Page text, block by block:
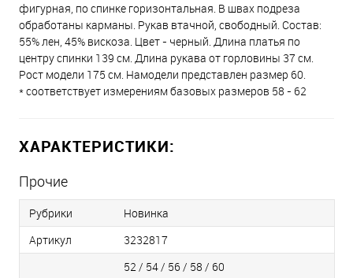
фигурная, по спинке горизонтальная. В швах подреза
обработаны карманы. Рукав втачной, свободный. Состав:
55% лен, 45% вискоза. Цвет - черный. Длина платья по
центру спинки 139 см. Длина рукава от горловины 37 см.
Рост модели 175 см. Намодели представлен размер 60.
* соответствует измерениям базовых размеров 58 - 62
ХАРАКТЕРИСТИКИ:
Прочие
Рубрики
Новинка
Артикул
3232817
52 / 54 / 56 / 58 / 60